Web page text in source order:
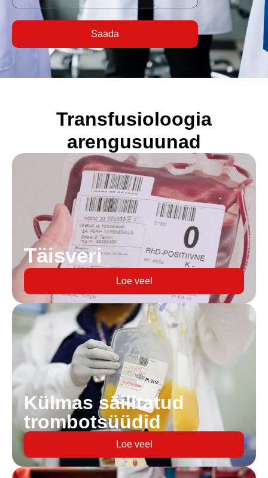
Saada
Transfusioloogia
arengusuunad
Täisveri
Loe veel
Külmas säilitatud
trombotsüüdid
Loe veel